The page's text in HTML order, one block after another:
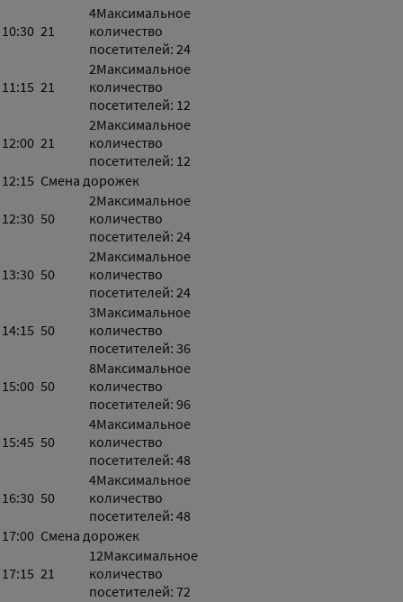
10:30 21
4Максимальное
количество
посетителей: 24
11:15 21
2Максимальное
количество
посетителей: 12
12:00 21
2Максимальное
количество
посетителей: 12
12:15 Смена дорожек
12:30 50
2Максимальное
количество
посетителей: 24
13:30 50
2Максимальное
количество
посетителей: 24
14:15 50
3Максимальное
количество
посетителей: 36
15:00 50
8Максимальное
количество
посетителей: 96
15:45 50
4Максимальное
количество
посетителей: 48
16:30 50
4Максимальное
количество
посетителей: 48
17:00 Смена дорожек
17:15 21
12Максимальное
количество
посетителей: 72